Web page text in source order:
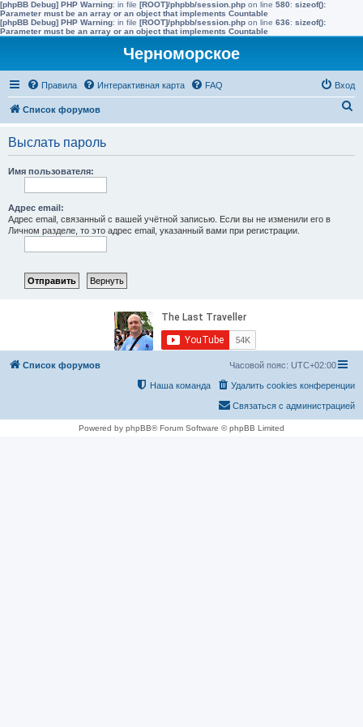
[phpBB Debug] PHP Warning: in file [ROOT]/phpbb/session.php on line 580: sizeof():
Parameter must be an array or an object that implements Countable
[phpBB Debug] PHP Warning: in file [ROOT]/phpbb/session.php on line 636: sizeof():
Parameter must be an array or an object that implements Countable
Черноморское
Правила Интерактивная карта FAQ Вход
Список форумов
Выслать пароль
Имя пользователя:
Адрес email:
Адрес email, связанный с вашей учётной записью. Если вы не изменили его в
Личном разделе, то это адрес email, указанный вами при регистрации.
Список форумов Часовой пояс: UTC+02:00
Удалить cookies конференции
Наша команда
Связаться с администрацией
Powered by phpBB® Forum Software © phpBB Limited